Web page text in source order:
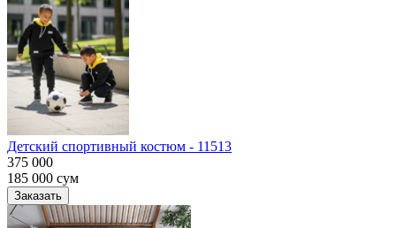
Детский спортивный костюм - 11513
375 000
185 000 сум
Заказать